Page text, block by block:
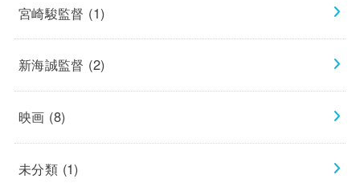
宮崎駿監督 (1)
新海誠監督 (2)
映画 (8)
未分類 (1)